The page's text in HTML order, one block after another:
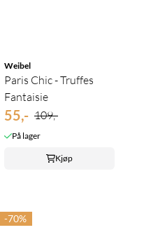
Weibel
Paris Chic - Truffes
Fantaisie
55,- 109,-
På lager
Kjøp
-70%